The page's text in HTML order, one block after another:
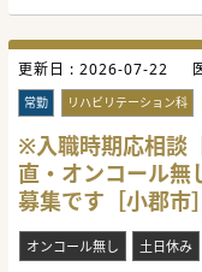
更新日 : 2026-07-22
常勤 リハビリテーション科
※入職時期応相談
直・オンコール
募集です［小郡市］
オンコール無し 土日休み